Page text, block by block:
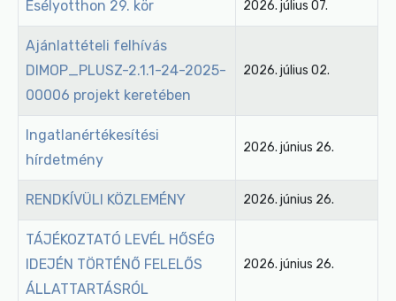
Esélyotthon 29. kör 2026. július 07.
Ajánlattételi felhívás
DIMOP_PLUSZ-2.1.1-24-2025-
00006 projekt keretében
2026. július 02.
Ingatlanértékesítési
hírdetmény
2026. június 26.
RENDKÍVÜLI KÖZLEMÉNY 2026. június 26.
TÁJÉKOZTATÓ LEVÉL HŐSÉG
IDEJÉN TÖRTÉNŐ FELELŐS
ÁLLATTARTÁSRÓL
2026. június 26.